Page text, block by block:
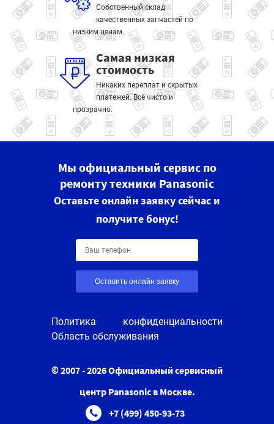
Собственный склад
качественных запчастей по
низким ценам.
Самая низкая
стоимость
Никаких переплат и скрытых
платежей. Всё чисто и
прозрачно.
Мы официальный сервис по
ремонту техники Panasonic
Оставьте онлайн заявку сейчас и
получите бонус!
Оставить онлайн заявку
Политика конфиденциальности
Область обслуживания
© 2007 - 2026 Официальный сервисный
центр Panasonic в Москве.
+7 (499) 450-93-73